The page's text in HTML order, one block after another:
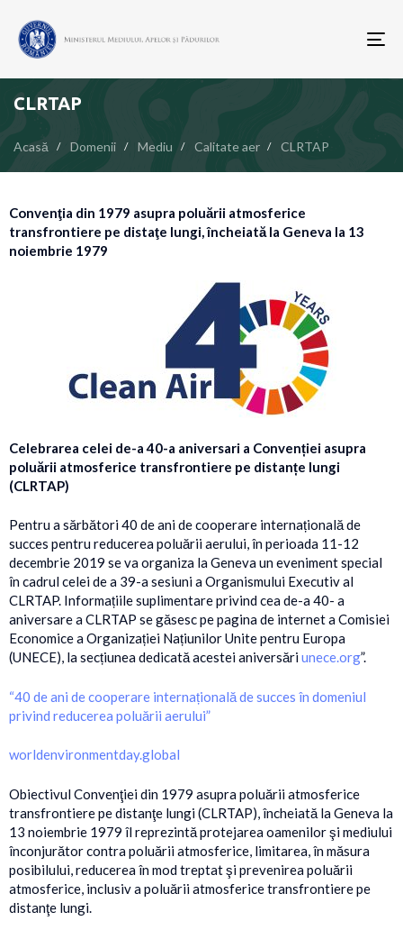
CLRTAP
Acasă Domenii Mediu Calitate aer CLRTAP
Convenţia din 1979 asupra poluării atmosferice
transfrontiere pe distaţe lungi, încheiată la Geneva la 13
noiembrie 1979
Celebrarea celei de-a 40-a aniversari a Convenției asupra
poluării atmosferice transfrontiere pe distanțe lungi
(CLRTAP)
Pentru a sărbători 40 de ani de cooperare internațională de
succes pentru reducerea poluării aerului, în perioada 11-12
decembrie 2019 se va organiza la Geneva un eveniment special
în cadrul celei de a 39-a sesiuni a Organismului Executiv al
CLRTAP. Informațiile suplimentare privind cea de-a 40- a
aniversare a CLRTAP se găsesc pe pagina de internet a Comisiei
Economice a Organizației Națiunilor Unite pentru Europa
(UNECE), la secțiunea dedicată acestei aniversăriunece.org”.
“40 de ani de cooperare internațională de succes în domeniul
privind reducerea poluării aerului”
worldenvironmentday.global
Obiectivul Convenţiei din 1979 asupra poluării atmosferice
transfrontiere pe distanţe lungi (CLRTAP), încheiată la Geneva la
13 noiembrie 1979 îl reprezintă protejarea oamenilor şi mediului
înconjurător contra poluării atmosferice, limitarea, în măsura
posibilului, reducerea în mod treptat şi prevenirea poluării
atmosferice, inclusiv a poluării atmosferice transfrontiere pe
distanţe lungi.